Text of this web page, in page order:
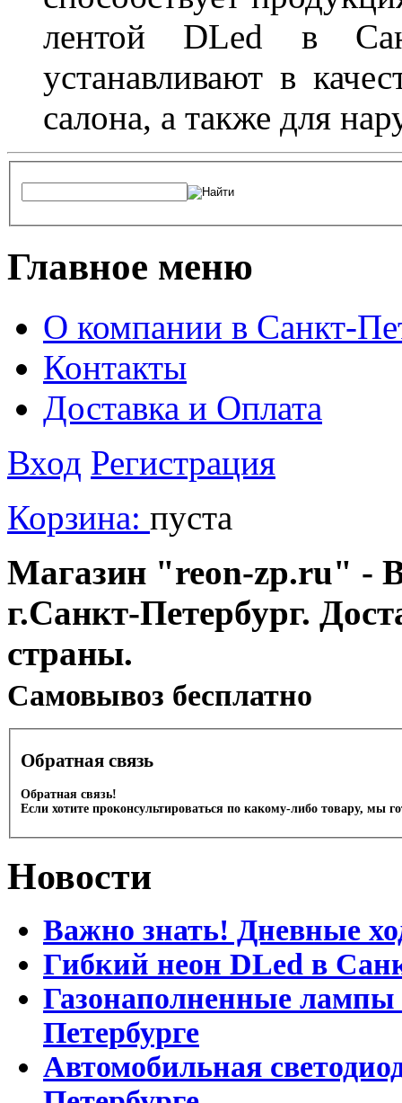
лентой DLed в
устанавливают в
салона, а также для
Главное меню
О компании в Санкт-
Контакты
Доставка и Оплата
Вход Регистрация
Корзина: пуста
Магазин "reon-zp.ru" -
г.Санкт-Петербург.
страны.
Cамовывоз бесплатно
Обратная связь
Обратная связь!
Если хотите проконсультироваться по какому-либо товару, мы
Новости
Важно знать! Дневные
Гибкий неон DLed в
Газонаполненные
Петербурге
Автомобильная